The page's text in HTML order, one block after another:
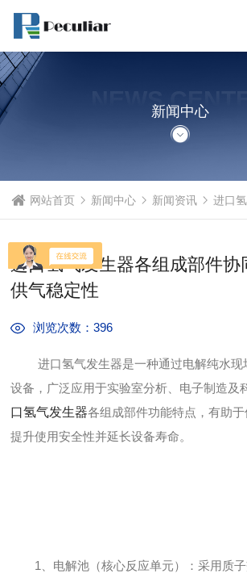
NEWS新闻中心
网站首页 新闻中心 新闻资讯 进口氢气发生
进口氢气发生器各组成部件协
供气稳定性
浏览次数：396
进口氢气发生器是一种通过电解纯水现
设备，广泛应用于实验室分析、电子制造及
口氢气发生器各组成部件功能特点，有助于
提升使用安全性并延长设备寿命。
1、电解池（核心反应单元）：采用质子